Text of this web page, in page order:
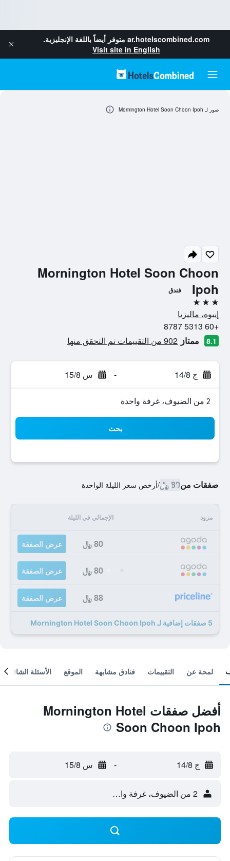
ar.hotelscombined.com متوفر أيضاً باللغة الإنجليزية.
Visit site in English
Mornington Hotel Soon Choon
Ipoh
فندق
3 نجوم
إيبوه، ماليزيا
+60 5313 8787
8.1 ممتاز 902 من التقييمات تم التحقق منها
ج 14/8 - س 15/8
2 من الضيوف، غرفة واحدة
بحث
صفقات من80 ﷼ /أرخص سعر الليلة الواحدة
مزود الإجمالي في الليلة
80 ﷼ عرض الصفقة
80 ﷼ عرض الصفقة
88 ﷼ عرض الصفقة
5 صفقات إضافية لـ Mornington Hotel Soon Choon Ipoh
صور لـ Mornington Hotel Soon Choon Ipoh
لمحة عن التقييمات فنادق مشابهة الموقع الأسئلة الشائعة
أفضل صفقات Mornington Hotel
Soon Choon Ipoh
ج 14/8 - س 15/8
2 من الضيوف، غرفة واحدة